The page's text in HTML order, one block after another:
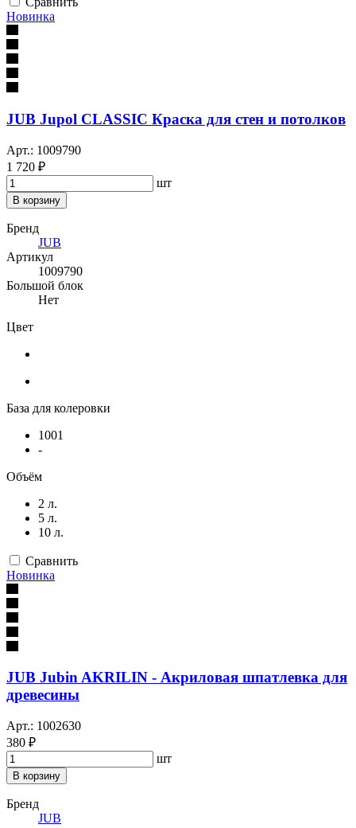
Новинка
JUB Jupol CLASSIC Краска для стен и потолков
Арт.: 1009790
1 720 ₽
шт
В корзину
Бренд
JUB
Артикул
1009790
Большой блок
Нет
Цвет
База для колеровки
1001
-
Объём
2 л.
5 л.
10 л.
Сравнить
Новинка
JUB Jubin AKRILIN - Акриловая шпатлевка для
древесины
Арт.: 1002630
380 ₽
шт
В корзину
Бренд
JUB